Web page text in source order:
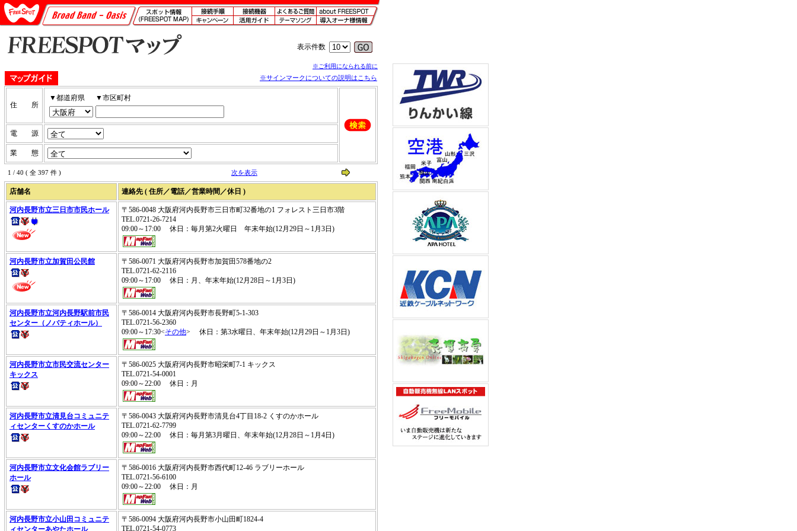
表示件数
※ご利用になられる前に
※サインマークについての説明はこちら
住 所
▼都道府県 ▼市区町村
電 源
業 態
1 / 40 ( 全 397 件 ) 次を表示
店舗名 連絡先 ( 住所／電話／営業時間／休日 )
河内長野市立三日市市民ホール
〒586-0048 大阪府河内長野市三日市町32番地の1 フォレスト三日市3階
TEL.0721-26-7214
09:00～17:00 休日：毎月第2火曜日 年末年始(12月29日～1月3日)
河内長野市立加賀田公民館
〒586-0071 大阪府河内長野市加賀田578番地の2
TEL.0721-62-2116
09:00～17:00 休日：月、年末年始(12月28日～1月3日)
河内長野市立河内長野駅前市民
センター（ノバティホール）
〒586-0014 大阪府河内長野市長野町5-1-303
TEL.0721-56-2360
09:00～17:30<その他> 休日：第3水曜日、年末年始(12月29日～1月3日)
河内長野市立市民交流センター
キックス
〒586-0025 大阪府河内長野市昭栄町7-1 キックス
TEL.0721-54-0001
09:00～22:00 休日：月
河内長野市立清見台コミュニテ
ィセンターくすのかホール
〒586-0043 大阪府河内長野市清見台4丁目18-2 くすのかホール
TEL.0721-62-7799
09:00～22:00 休日：毎月第3月曜日、年末年始(12月28日～1月4日)
河内長野市立文化会館ラブリー
ホール
〒586-0016 大阪府河内長野市西代町12-46 ラブリーホール
TEL.0721-56-6100
09:00～22:00 休日：月
河内長野市立小山田コミュニテ
ィセンターあやたホール
〒586-0094 大阪府河内長野市小山田町1824-4
TEL.0721-54-0773